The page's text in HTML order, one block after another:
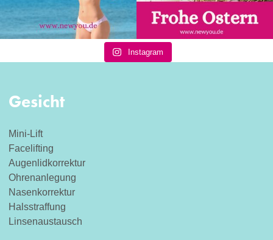
Instagram
Gesicht
Mini-Lift
Facelifting
Augenlidkorrektur
Ohrenanlegung
Nasenkorrektur
Halsstraffung
Linsenaustausch